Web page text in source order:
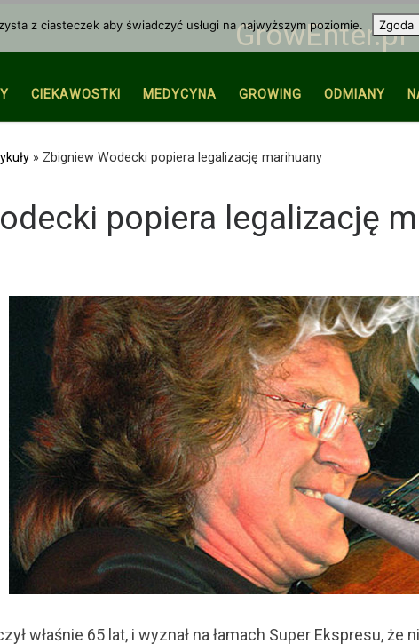
GrowEnter.pl
CIEKAWOSTKI MEDYCYNA GROWING ODMIANY
» Zbigniew Wodecki popiera legalizację marihuany
popiera legalizację
właśnie 65 lat, i wyznał na łamach Super Ekspresu,
z ciasteczek aby świadczyć usługi na najwyższym poziomie. Zgoda